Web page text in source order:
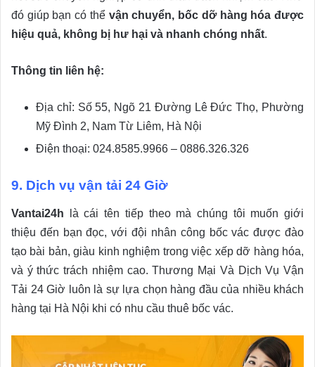
đó giúp bạn có thể vận chuyển, bốc dỡ hàng hóa được
hiệu quả, không bị hư hại và nhanh chóng nhất.
Thông tin liên hệ:
Địa chỉ: Số 55, Ngõ 21 Đường Lê Đức Thọ, Phường
Mỹ Đình 2, Nam Từ Liêm, Hà Nội
Điện thoại: 024.8585.9966 – 0886.326.326
9. Dịch vụ vận tải 24 Giờ
Vantai24h là cái tên tiếp theo mà chúng tôi muốn giới
thiệu đến bạn đọc, với đội nhân công bốc vác được đào
tạo bài bản, giàu kinh nghiệm trong việc xếp dỡ hàng hóa,
và ý thức trách nhiệm cao. Thương Mại Và Dịch Vụ Vận
Tải 24 Giờ luôn là sự lựa chọn hàng đầu của nhiều khách
hàng tại Hà Nội khi có nhu cầu thuê bốc vác.